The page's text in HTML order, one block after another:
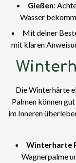
Gießen:
Wasser
Mit deiner
mit klaren
Die Winterhärte
Palmen können
im Inneren
Winterharte
Wagnerpalme